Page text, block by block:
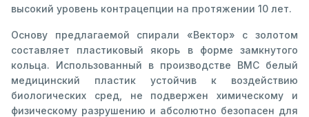
высокий уровень контрацепции на протяжении 10 лет.
Основу предлагаемой спирали «Вектор» с золотом
составляет пластиковый якорь в форме замкнутого
кольца. Использованный в производстве ВМС белый
медицинский пластик устойчив к воздействию
биологических сред, не подвержен химическому и
физическому разрушению и абсолютно безопасен для